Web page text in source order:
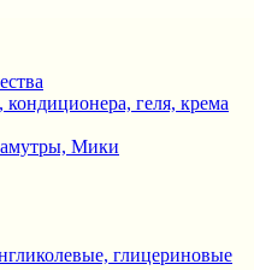
геля, крема
Мики
глицериновые